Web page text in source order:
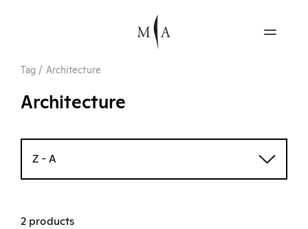
Tag / Architecture
Architecture
Z - A
2 products